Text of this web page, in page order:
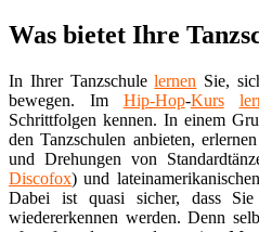
Was bietet Ihre
In Ihrer Tanzschulelernen Sie,
bewegen. Im Hip-Hop-Kurs
Schrittfolgen kennen. In einem
den Tanzschulen anbieten,
und Drehungen von
Discofox) und
Dabei ist quasi sicher, dass
wiedererkennen werden. Denn